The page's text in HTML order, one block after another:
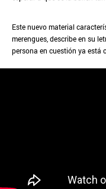
Este nuevo material
merengues, describe en su
persona en cuestión ya está